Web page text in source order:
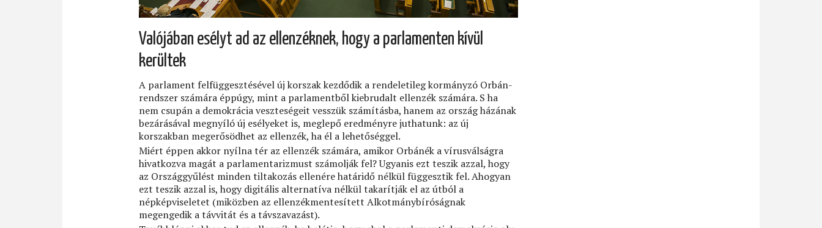
Valójában esélyt ad az ellenzéknek, hogy a parlamenten kívül
kerültek
A parlament felfüggesztésével új korszak kezdődik a rendeletileg kormányzó Orbán-
rendszer számára éppúgy, mint a parlamentből kiebrudalt ellenzék számára. S ha
nem csupán a demokrácia veszteségeit vesszük számításba, hanem az ország házának
bezárásával megnyíló új esélyeket is, meglepő eredményre juthatunk: az új
korszakban megerősödhet az ellenzék, ha él a lehetőséggel.
Miért éppen akkor nyílna tér az ellenzék számára, amikor Orbánék a vírusválságra
hivatkozva magát a parlamentarizmust számolják fel? Ugyanis ezt teszik azzal, hogy
az Országgyűlést minden tiltakozás ellenére határidő nélkül függesztik fel. Ahogyan
ezt teszik azzal is, hogy digitális alternatíva nélkül takarítják el az útból a
népképviseletet (miközben az ellenzékmentesített Alkotmánybíróságnak
megengedik a távvitát és a távszavazást).